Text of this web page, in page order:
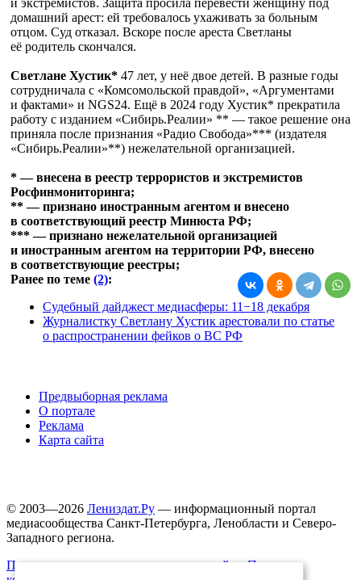
и экстремистов. Защита просила перевести женщину под
домашний арест: ей требовалось ухаживать за больным
отцом. Суд отказал. Вскоре после ареста Светланы
её родитель скончался.
Светлане Хустик* 47 лет, у неё двое детей. В разные годы
сотрудничала с «Комсомольской правдой», «Аргументами
и фактами» и NGS24. Ещё в 2024 году Хустик* прекратила
работу с изданием «Сибирь.Реалии» ** — такое решение она
приняла после признания «Радио Свобода»*** (издателя
«Сибирь.Реалии»**) нежелательной организацией.
*—внесена в реестр террористов и экстремистов
Росфинмониторинга;
** —признано иностранным агентом и внесено
в соответствующий реестр Минюста РФ;
*** — признано нежелательной организацией
и иностранным агентом на территории РФ, внесено
в соответствующие реестры;
Ранее по теме (2):
Судебный дайджест медиасферы: 11−18 декабря
Журналистку Светлану Хустик арестовали по статье
о распространении фейков о ВС РФ
Предвыборная реклама
О портале
Реклама
Карта сайта
© 2003—2026 Лениздат.Ру — информационный портал
медиасообщества Санкт-Петербурга, Ленобласти и Северо-
Западного региона.
Правила использования содержания сайта.
Политика